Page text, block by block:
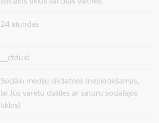
24 stundas
__cfduid
Sociālo mediju sīkdatnes (nepieciešamas,
lai Jūs varētu dalīties ar saturu sociālajos
tīklos)